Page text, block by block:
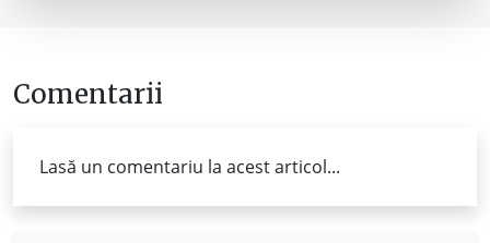
Comentarii
Lasă un comentariu la acest articol...